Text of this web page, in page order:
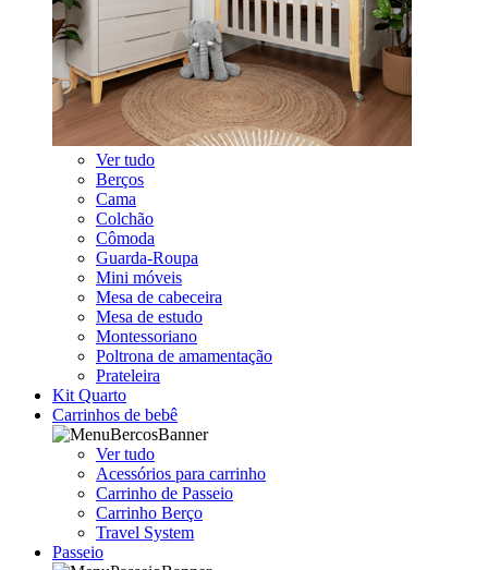
Ver tudo
Berços
Cama
Colchão
Cômoda
Guarda-Roupa
Mini móveis
Mesa de cabeceira
Mesa de estudo
Montessoriano
Poltrona de amamentação
Prateleira
Kit Quarto
Carrinhos de bebê
Ver tudo
Acessórios para carrinho
Carrinho de Passeio
Carrinho Berço
Travel System
Passeio